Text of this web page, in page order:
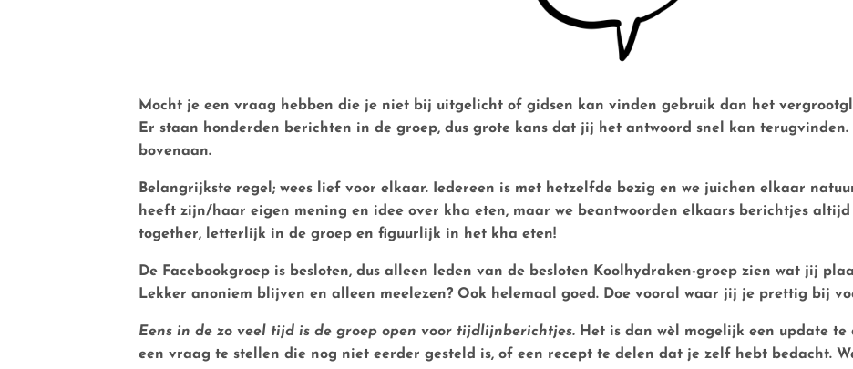
Mocht je een vraag hebben die je niet bij uitgelicht of gidsen kan vinden gebruik dan het
Er staan honderden berichten in de groep, dus grote kans dat jij het antwoord snel kan
bovenaan.
Belangrijkste regel; wees lief voor elkaar.
Iedereen is met hetzelfde bezig en we juichen elkaar
heeft zijn/haar eigen mening en idee over kha eten, maar we beantwoorden elkaars berichtjes altijd
together, letterlijk in de groep en figuurlijk in het kha eten!
De Facebookgroep is besloten, dus alleen leden van de besloten Koolhydraken-groep zien wat jij
Lekker anoniem blijven en alleen meelezen? Ook helemaal goed. Doe vooral waar jij je prettig bij
Eens in de zo veel tijd is de groep open voor tijdlijnberichtjes. Het is dan wèl mogelijk een update
een vraag te stellen die nog niet eerder gesteld is, of een recept te delen dat je zelf hebt bedacht.